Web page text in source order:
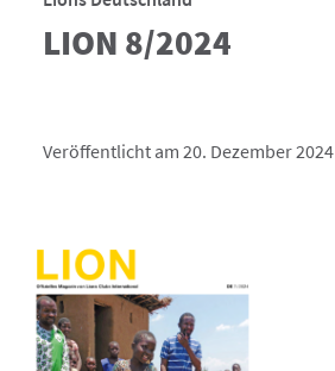
LION 8/2024
Veröffentlicht am 20. Dezember 2024